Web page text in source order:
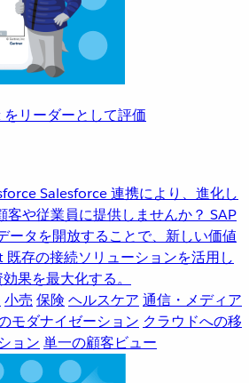
リーダーとして評価
Salesforce 連携により、進化し
客や従業員に提供しませんか？ SAP
ータを開放することで、新しい価値
既存の接続ソリューションを活用し
果を最大化する。
小売 保険 ヘルスケア 通信・メディア
モダナイゼーション クラウドへの移
ョン 単一の顧客ビュー